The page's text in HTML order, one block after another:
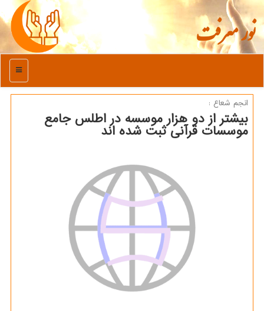
نور معرفت
منو
انجم شعاع :
بیشتر از دو هزار موسسه در اطلس جامع
موسسات قرآنی ثبت شده اند